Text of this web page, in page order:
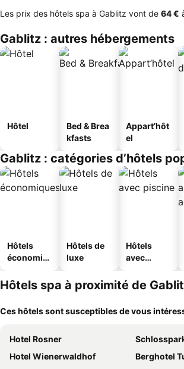
Les prix des hôtels spa à Gablitz vont de ‎64 €
Gablitz : autres hébergements
Hôtel
Bed & Brea
kfasts
Appart’hôt
el
Gablitz : catégories d’hôtels
Hôtels
économiq
Hôtels de
luxe
Hôtels
avec
Hôtels spa à proximité de
Ces hôtels sont susceptibles de vous
Hotel Rosner
Schlosspark
Hotel Wienerwaldhof
Berghotel